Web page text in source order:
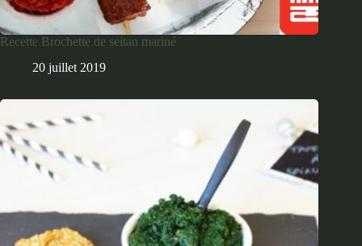
Recette Brochette de seitan mariné
20 juillet 2019